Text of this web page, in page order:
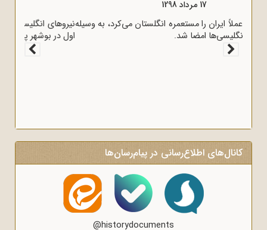
قرارداد 1919 که عملاً ایران را مستعمره انگلستان می‌کرد، به وسیله
وثوق‌الدوله با انگلیسی‌ها امضا شد.
کانال‌های اطلاع‌رسانی در پیام‌رسان‌ها
@historydocuments